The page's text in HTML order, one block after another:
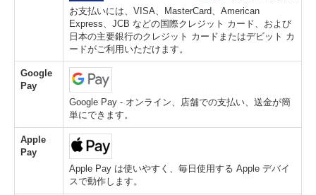
お支払いには、VISA、MasterCard、American
Express、JCB などの国際クレジット カード、および
日本の主要銀行のクレジット カードまたはデビット カ
ードがご利用いただけます。
Google
Pay
Google Pay - オンライン、店舗での支払い、送金が簡
単にできます。
Apple
Pay
Apple Pay は使いやすく、毎日使用する Apple デバイ
スで動作します。